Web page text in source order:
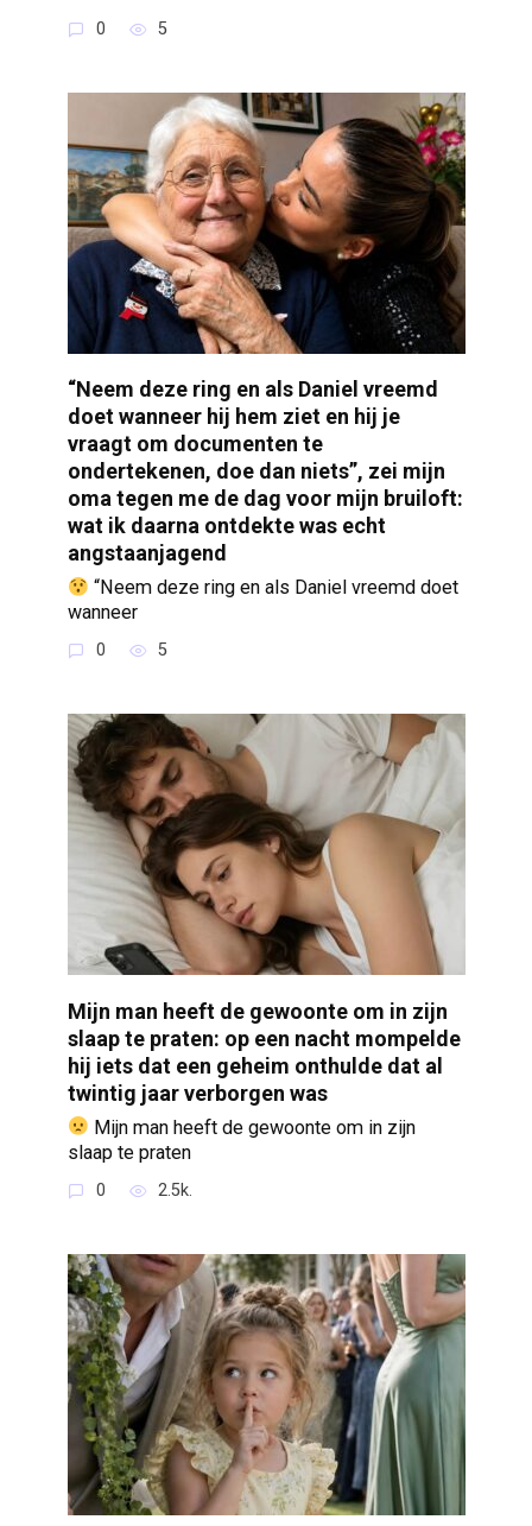
0 5
“Neem deze ring en als Daniel vreemd
doet wanneer hij hem ziet en hij je
vraagt om documenten te
ondertekenen, doe dan niets”, zei mijn
oma tegen me de dag voor mijn bruiloft:
wat ik daarna ontdekte was echt
angstaanjagend
“Neem deze ring en als Daniel vreemd doet
wanneer
0 5
Mijn man heeft de gewoonte om in zijn
slaap te praten: op een nacht mompelde
hij iets dat een geheim onthulde dat al
twintig jaar verborgen was
Mijn man heeft de gewoonte om in zijn
slaap te praten
0 2.5k.